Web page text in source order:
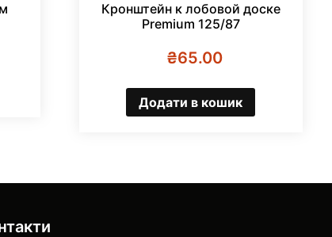
Кронштейн к лобовой доске
Premium 125/87
₴65.00
Додати в кошик